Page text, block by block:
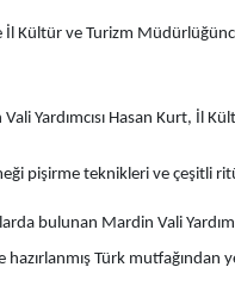
İl Kültür ve Turizm
Yardımcısı Hasan Kurt, İl
pişirme teknikleri ve çeşitli
bulunan Mardin Vali
hazırlanmış Türk